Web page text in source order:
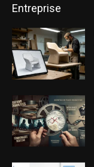
Entreprise